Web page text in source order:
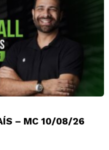
– MC 10/08/26